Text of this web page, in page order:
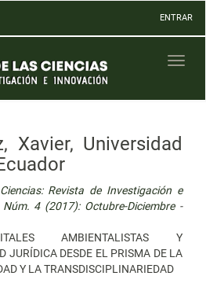
ENTRAR
Xavier, Universidad
Revista de Investigación e
4 (2017): Octubre-Diciembre-
AMBIENTALISTAS Y
JURÍDICA DESDE EL PRISMA DE LA
Y LA TRANSDISCIPLINARIEDAD